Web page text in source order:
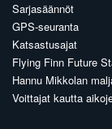
Sarjasäännöt
GPS-seuranta
Katsastusajat
Flying Finn Future
Hannu Mikkolan
Voittajat kautta